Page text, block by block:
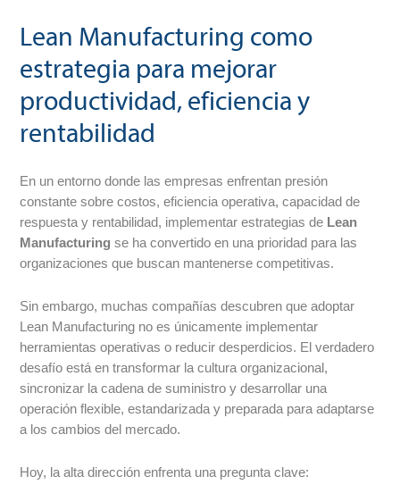
Lean Manufacturing como
estrategia para mejorar
productividad, eficiencia y
rentabilidad
En un entorno donde las empresas enfrentan presión
constante sobre costos, eficiencia operativa, capacidad de
respuesta y rentabilidad, implementar estrategias de Lean
Manufacturing se ha convertido en una prioridad para las
organizaciones que buscan mantenerse competitivas.
Sin embargo, muchas compañías descubren que adoptar
Lean Manufacturing no es únicamente implementar
herramientas operativas o reducir desperdicios. El verdadero
desafío está en transformar la cultura organizacional,
sincronizar la cadena de suministro y desarrollar una
operación flexible, estandarizada y preparada para adaptarse
a los cambios del mercado.
Hoy, la alta dirección enfrenta una pregunta clave: